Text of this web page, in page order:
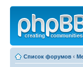
Список форумов ‹